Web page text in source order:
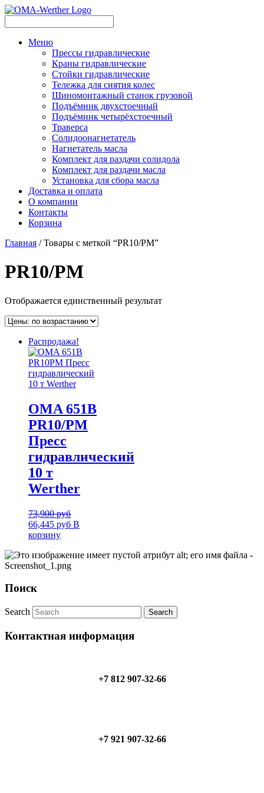
Меню
Прессы гидравлические
Краны гидравлические
Стойки гидравлические
Тележка для снятия колес
Шиномонтажный станок грузовой
Подъёмник двухстоечный
Подъёмник четырёхстоечный
Траверса
Солидоонагнетатель
Нагнетатель масла
Комплект для раздачи солидола
Комплект для раздачи масла
Установка для сбора масла
Доставка и оплата
О компании
Контакты
Корзина
Главная / Товары с меткой “PR10/PM”
PR10/PM
Отображается единственный результат
Распродажа!
OMA 651B
PR10/PM
Пресс
гидравлический
10 т
Werther
73,900руб
66,445 руб В
корзину
Поиск
Search
Контактная информация
+7 812 907-32-66
+7 921 907-32-66